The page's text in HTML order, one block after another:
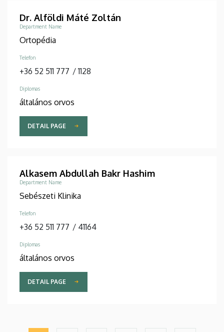
Dr. Alföldi Máté Zoltán
Department Name
Ortopédia
Telefon
+36 52 511 777 / 1128
Diplomas
általános orvos
DETAIL PAGE
Alkasem Abdullah Bakr Hashim
Department Name
Sebészeti Klinika
Telefon
+36 52 511 777 / 41164
Diplomas
általános orvos
DETAIL PAGE